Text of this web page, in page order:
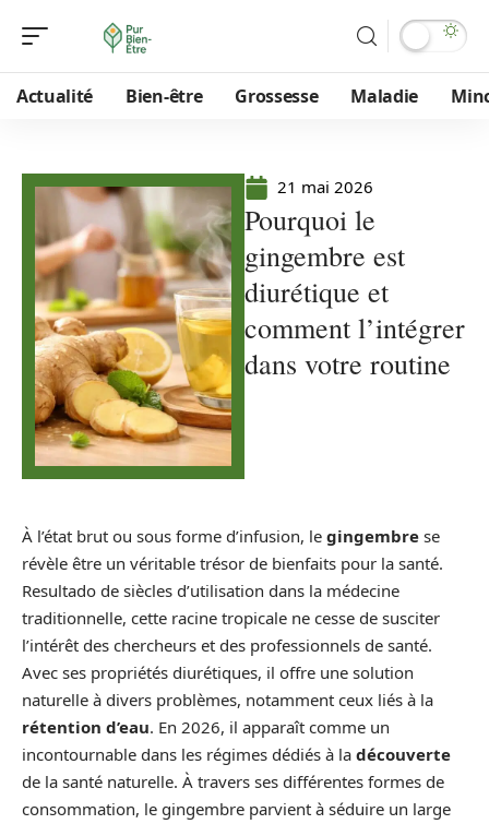
Actualité Bien-être Grossesse Maladie
21 mai 2026
Pourquoi le
gingembre est
diurétique et
comment l’intégrer
dans votre routine
À l’état brut ou sous forme d’infusion, le gingembre se
révèle être un véritable trésor de bienfaits pour la santé.
Resultado de siècles d’utilisation dans la médecine
traditionnelle, cette racine tropicale ne cesse de susciter
l’intérêt des chercheurs et des professionnels de santé.
Avec ses propriétés diurétiques, il offre une solution
naturelle à divers problèmes, notamment ceux liés à la
rétention d’eau. En 2026, il apparaît comme un
incontournable dans les régimes dédiés à la découverte
de la santé naturelle. À travers ses différentes formes de
consommation, le gingembre parvient à séduire un large